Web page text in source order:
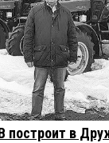
построит в